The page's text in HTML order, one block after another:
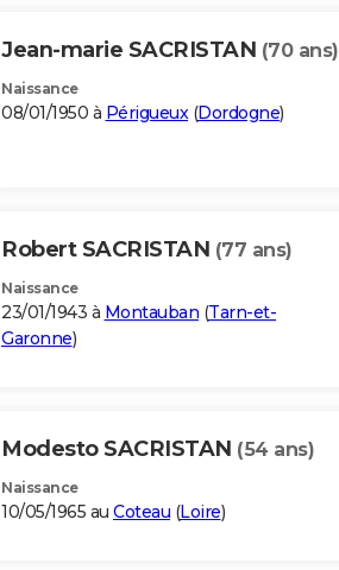
Jean-marie SACRISTAN (70 ans)
Naissance
08/01/1950 à Périgueux(Dordogne)
Robert SACRISTAN (77 ans)
Naissance
23/01/1943 à Montauban (Tarn-et-
Garonne)
Modesto SACRISTAN (54 ans)
Naissance
10/05/1965 au Coteau (Loire)